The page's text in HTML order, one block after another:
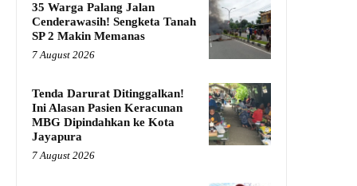
35 Warga Palang Jalan
Cenderawasih! Sengketa Tanah
SP 2 Makin Memanas
7 August 2026
Tenda Darurat Ditinggalkan!
Ini Alasan Pasien Keracunan
MBG Dipindahkan ke Kota
Jayapura
7 August 2026